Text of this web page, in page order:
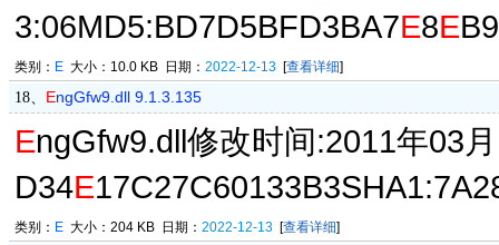
3:06MD5:BD7D5BFD3BA7E8E
类别： E 大小：10.0 KB 日期： 2022-12-13 [查看详细]
18、 EngGfw9.dll 9.1.3.135
EngGfw9.dll修改时间:2011年03
D34E
类别： E 大小：204 KB 日期： 2022-12-13 [查看详细]